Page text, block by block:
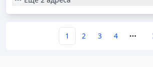
р. Потом еще пару раз набирали....
Вопрос: как же вы так работаете?
поломки (ничего не утверждаю и ни на
намекаю, просто констатирую факт -
1 2 3 4